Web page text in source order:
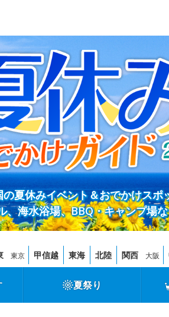
夏休みイベント＆おでかけスポ
、海水浴場、BBQ・キャンプ場
東京 甲信越 東海 北陸 関西 大阪
夏祭り